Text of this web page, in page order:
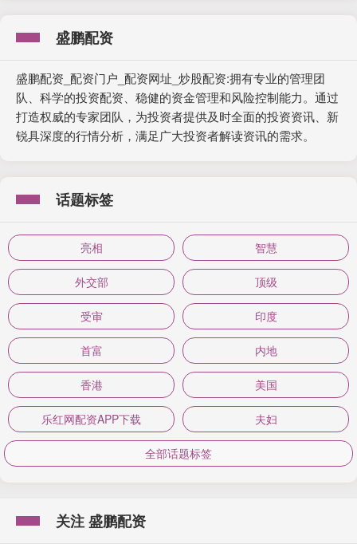
盛鹏配资
盛鹏配资_配资门户_配资网址_炒股配资:拥有专业的管理团
队、科学的投资配资、稳健的资金管理和风险控制能力。通过
打造权威的专家团队，为投资者提供及时全面的投资资讯、新
锐具深度的行情分析，满足广大投资者解读资讯的需求。
话题标签
亮相 智慧
外交部 顶级
受审 印度
首富 内地
香港 美国
乐红网配资APP下载 夫妇
全部话题标签
关注 盛鹏配资